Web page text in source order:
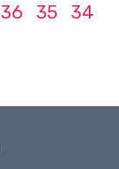
34
35
36